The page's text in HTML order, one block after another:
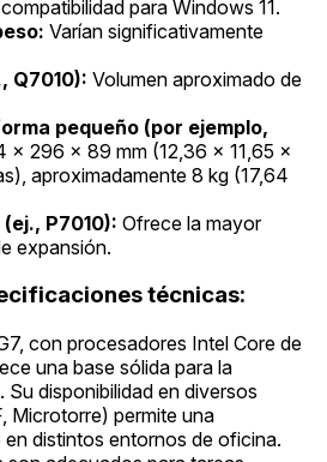
para Windows 11.
Varían significativamente
Q7010): Volumen aproximado de
pequeño (por ejemplo,
x 296 x 89 mm (12,36 x 11,65 x
aproximadamente 8 kg (17,64
P7010): Ofrece la mayor
expansión.
técnicas:
con procesadores Intel Core de
una base sólida para la
Su disponibilidad en diversos
Microtorre) permite una
distintos entornos de oficina.